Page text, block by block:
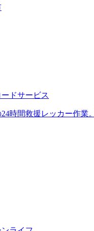
ドサービス
時間救援レッカー作業